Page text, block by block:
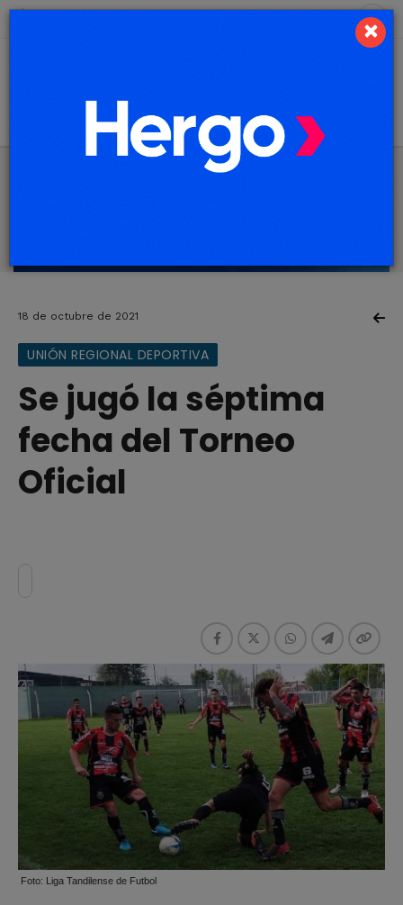
18 de octubre de 2021
UNIÓN REGIONAL DEPORTIVA
Se jugó la séptima
fecha del Torneo
Oficial
Foto: Liga Tandilense de Futbol
×